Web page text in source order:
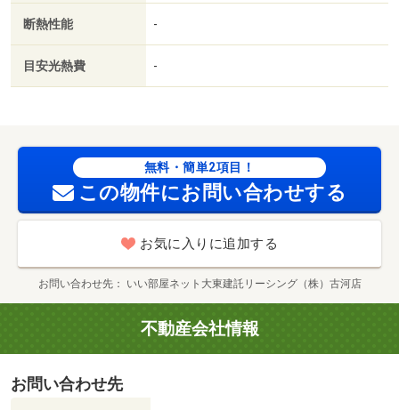
干機／シューズＷＩＣ／ＢＳ／ＩＴ重説 対応物件／初期
費用カード決済可／小山市立大谷北小学校（小学校）まで
３４１ｍ／イオン 小山店（スーパー）まで１８８９ｍ／
ウエルシア小山犬塚店（ドラッグストア）まで８１０ｍ／
フードオアシスＯＴＡＮＩ小山店（スーパー）まで１７３
１ｍ/賃貸戸数:14戸
断熱性能 -
目安光熱費 -
無料・簡単2項目！
この物件にお問い合わせする
お気に入りに追加する
お問い合わせ先 いい部屋ネット大東建託リーシング（株）古河店
不動産会社情報
お問い合わせ先